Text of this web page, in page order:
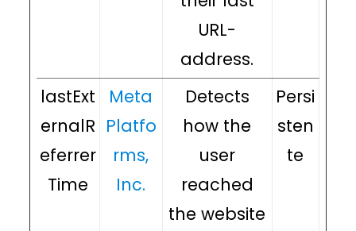
URL-
address.
lastExt
ernalR
eferrer
Time
Meta
Platfo
rms,
Inc.
Detects
how the
user
reached
the website
Persi
sten
te